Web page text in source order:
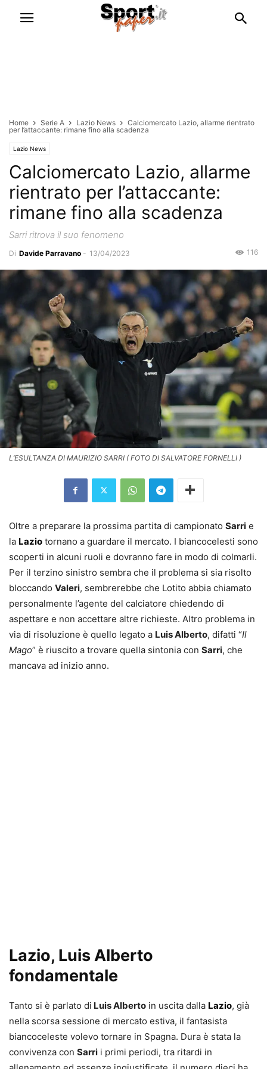
Home Serie A Lazio News
Calciomercato Lazio, allarme rientrato
per l’attaccante: rimane fino alla scadenza
Lazio News
Calciomercato Lazio, allarme
rientrato per l’attaccante:
rimane fino alla scadenza
Sarri ritrova il suo fenomeno
Di Davide Parravano - 13/04/2023 116
L’ESULTANZA DI MAURIZIO SARRI ( FOTO DI SALVATORE FORNELLI )
Oltre a preparare la prossima partita di campionato Sarri e
la Lazio tornano a guardare il mercato. I biancocelesti sono
scoperti in alcuni ruoli e dovranno fare in modo di colmarli.
Per il terzino sinistro sembra che il problema si sia risolto
bloccando Valeri, sembrerebbe che Lotito abbia chiamato
personalmente l’agente del calciatore chiedendo di
aspettare e non accettare altre richieste. Altro problema in
via di risoluzione è quello legato a Luis Alberto, difatti “Il
Mago” è riuscito a trovare quella sintonia con Sarri, che
mancava ad inizio anno.
Lazio, Luis Alberto
fondamentale
Tanto si è parlato di Luis Alberto in uscita dalla Lazio, già
nella scorsa sessione di mercato estiva, il fantasista
biancoceleste volevo tornare in Spagna. Dura è stata la
convivenza con Sarri i primi periodi, tra ritardi in